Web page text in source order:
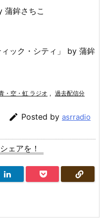
蒲鉾さちこ
ィック・シティ」 by 蒲鉾
・空・虹 ラジオ , 過去配信分
 Posted by asrradio
ェアを！